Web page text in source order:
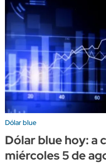
Dólar blue
Dólar blue hoy: a
miércoles 5 de